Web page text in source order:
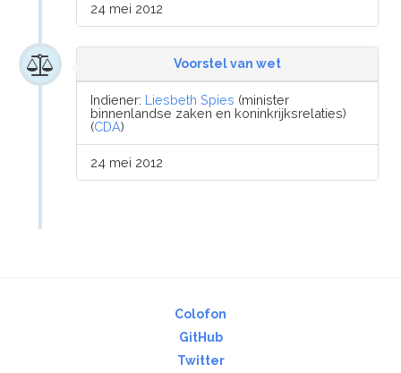
24 mei 2012
Voorstel van wet
Indiener: Liesbeth Spies (minister
binnenlandse zaken en koninkrijksrelaties)
(CDA)
24 mei 2012
Colofon
GitHub
Twitter